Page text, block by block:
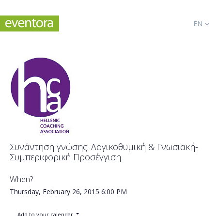
EN
Συνάντηση γνώσης: Λογικοθυμική & Γνωσιακή-
Συμπεριφορική Προσέγγιση
When?
Thursday, February 26, 2015 6:00 PM
Add to your calendar